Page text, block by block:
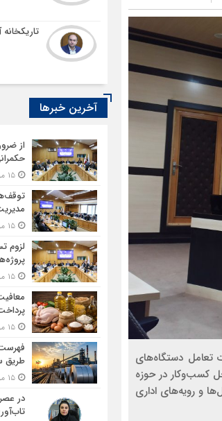
تعامل دستگاه‌های
کسب‌وکار در حوزه
و رویه‌های اداری
تاریکخانه
آخرین خبرها
از
۱۵ مرداد ۱۴۰۵ - ۱۲:۵۴
۱۵ مرداد ۱۴۰۵ - ۱۲:۲۷
لزوم
۱۵ مرداد ۱۴۰۵ - ۱۲:۰۸
پرداخت
۱۵ مرداد ۱۴۰۵ - ۱۱:۴۵
طریق
۱۵ مرداد ۱۴۰۵ - ۱۰:۴۵
در